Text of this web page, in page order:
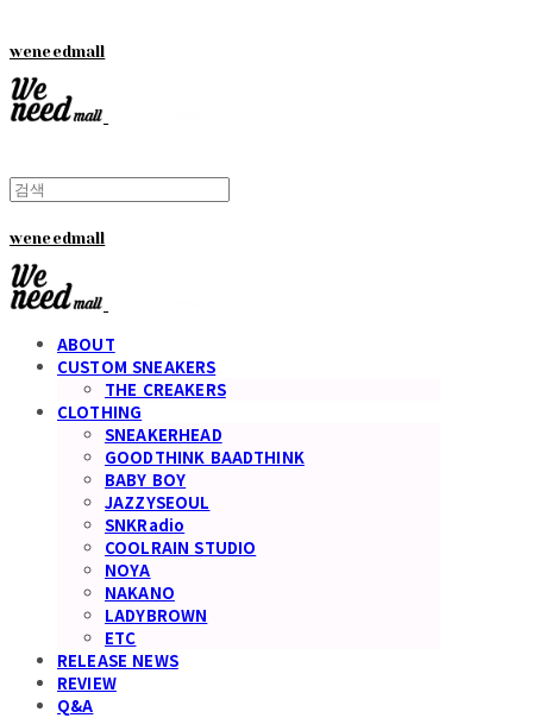
weneedmall
weneedmall
ABOUT
CUSTOM SNEAKERS
THE CREAKERS
CLOTHING
SNEAKERHEAD
GOODTHINK BAADTHINK
BABY BOY
JAZZYSEOUL
SNKRadio
COOLRAIN STUDIO
NOYA
NAKANO
LADYBROWN
ETC
RELEASE NEWS
REVIEW
Q&A